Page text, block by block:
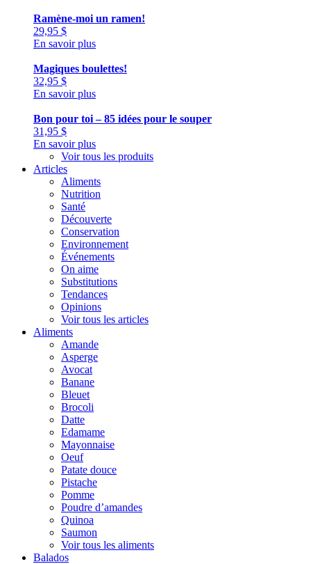
Ramène-moi un ramen!
29,95 $
En savoir plus
Magiques boulettes!
32,95 $
En savoir plus
Bon pour toi – 85 idées pour le souper
31,95 $
En savoir plus
Voir tous les produits
Articles
Aliments
Nutrition
Santé
Découverte
Conservation
Environnement
Événements
On aime
Substitutions
Tendances
Opinions
Voir tous les articles
Aliments
Amande
Asperge
Avocat
Banane
Bleuet
Brocoli
Datte
Edamame
Mayonnaise
Oeuf
Patate douce
Pistache
Pomme
Poudre d’amandes
Quinoa
Saumon
Voir tous les aliments
Balados